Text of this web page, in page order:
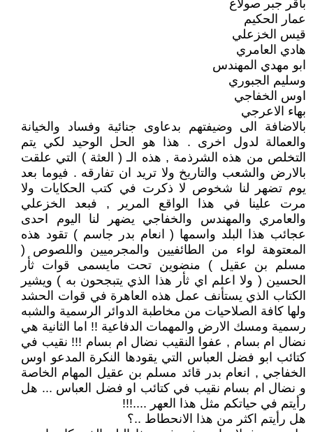
باقر جبر صولاغ
عمار الحكيم
قيس الخزعلي
هادي العامري
ابو مهدي المهندس
وسليم الجبوري
اوس الخفاجي
بهاء الاعرجي
بالاضافة الى وضيفتهم بدعاوى جنائية وفساد والخيانة
والعمالة لدول اخرى . هذا هو الحل الوحيد لكي يتم
التخلص من هذه الشرذمة , هذه الـ ( العثة ) التي علقت
بالارض والشعب والتاريخ ولا تريد ان تفارقه . فيوما بعد
يوم تضهر لنا شخوص لا ذكرت في كتب الحكايات ولا
مرت علينا في هذا الواقع المرير , فبعد الخزعلي
والعامري والمهندس والخفاجي يضهر لنا اليوم احدى
عجائب هذا البلد واسمها ( انعام بدر جاسم ) تقود هذه
المعتوهة لواء من الطائفيين والمجرميين واللصوص (
مسلم بن عقيل ) منضوين تحت مايسمى قوات ثأر
الحسين ( ولا اعلم اي ثأر هذا الذي يتبجحون به ) ويشير
الكتاب الذي يستأنف عمل هذه العاهرة في قوات الحشد
ولها كافة الصلاحيات من مخاطبة الدوائر الرسمية والشبه
رسمية ومسك الارض والمهمات الدفاعية !! اما الثانية هي
نضال ام بسام , عفوا النقيب نضال ام بسام !!! نقيب في
كتائب ابو فضل العباس التي يقودها النكرة المدعو اوس
الخفاجي , انعام بدر قائد مسلم بن عقيل المهام الخاصة
و نضال ام بسام نقيب في كتائب او فضل العباس ... هل
رأيتم في حياتكم مثل هذا العهر ....!!!
هل رأيتم اكثر من هذا الانحطاط ..؟